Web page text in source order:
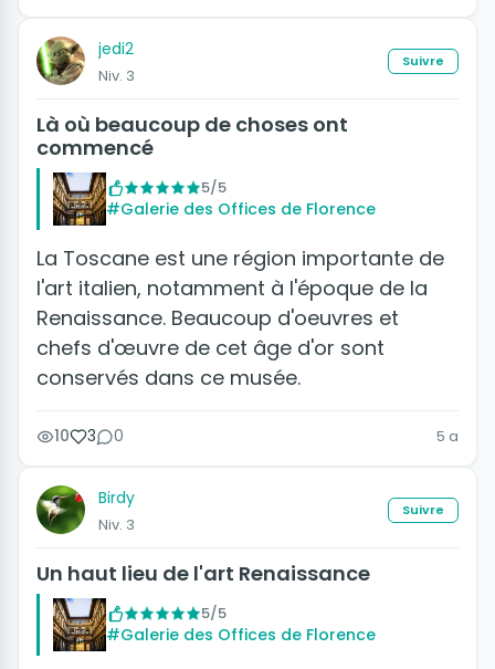
jedi2
Niv. 3
Suivre
Là où beaucoup de choses ont
commencé
5/5
#Galerie des Offices de Florence
La Toscane est une région importante de
l'art italien, notamment à l'époque de la
Renaissance. Beaucoup d'oeuvres et
chefs d'œuvre de cet âge d'or sont
conservés dans ce musée.
10 3 0 5 a
Birdy
Niv. 3
Suivre
Un haut lieu de l'art Renaissance
5/5
#Galerie des Offices de Florence